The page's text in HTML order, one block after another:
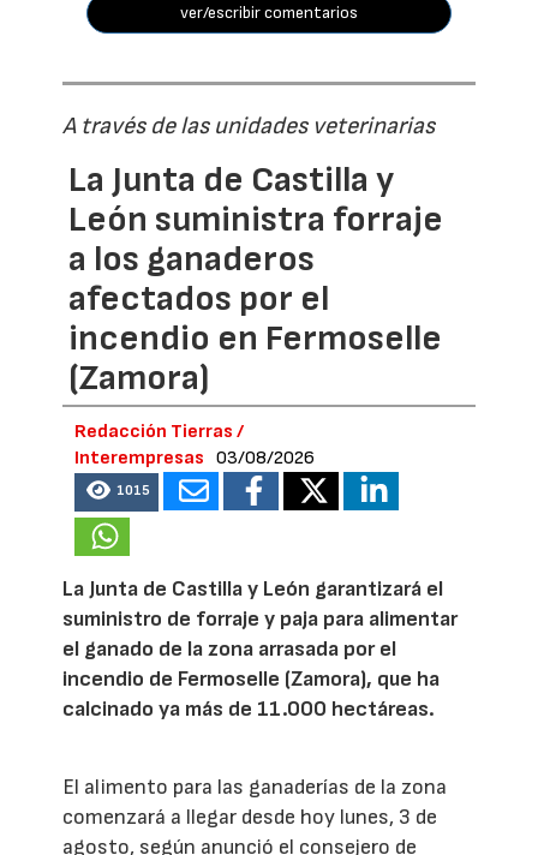
ver/escribir comentarios
A través de las unidades veterinarias
La Junta de Castilla y
León suministra forraje
a los ganaderos
afectados por el
incendio en Fermoselle
(Zamora)
Redacción Tierras /
Interempresas
03/08/2026
1015
La Junta de Castilla y León garantizará el
suministro de forraje y paja para alimentar
el ganado de la zona arrasada por el
incendio de Fermoselle (Zamora), que ha
calcinado ya más de 11.000 hectáreas.
El alimento para las ganaderías de la zona
comenzará a llegar desde hoy lunes, 3 de
agosto, según anunció el consejero de